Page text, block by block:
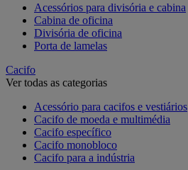
Acessórios para divisória e cabina
Cabina de oficina
Divisória de oficina
Porta de lamelas
Cacifo
Ver todas as categorias
Acessório para cacifos e vestiários
Cacifo de moeda e multimédia
Cacifo específico
Cacifo monobloco
Cacifo para a indústria